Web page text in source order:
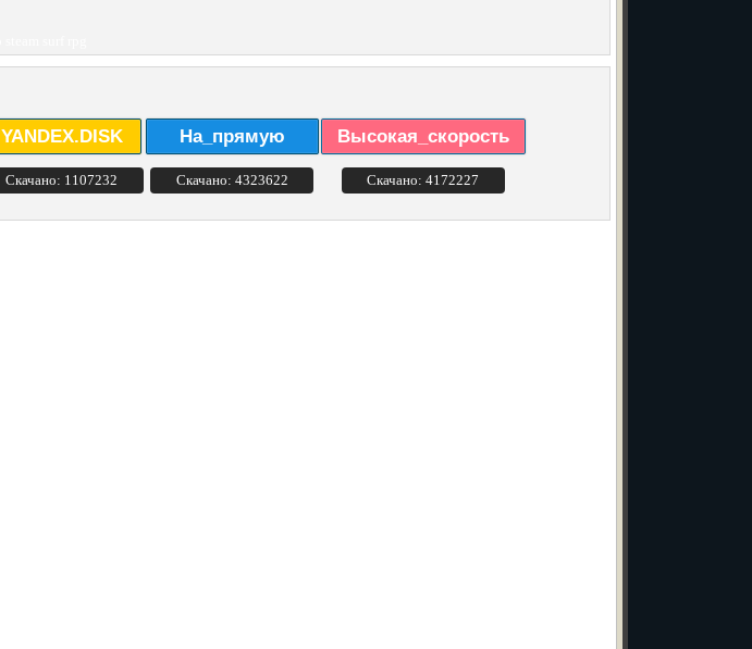
YANDEX.DISK
Скачано: 1107232
На_прямую
Скачано: 4323622
Высокая_скорость
Скачано: 4172227